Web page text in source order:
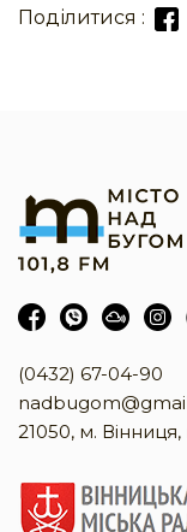
Поділитися :
(0432) 67-04-90
21050, м.